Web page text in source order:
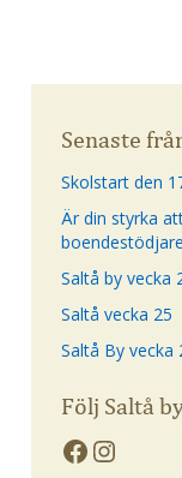
Senaste
Skolstart den
Är din styrka
Saltå by vecka
Saltå vecka 25
Saltå By vecka
Följ Saltå